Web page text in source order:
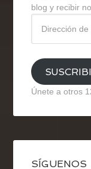
blog y recibir
email
Únete a otros
SÍGUENOS